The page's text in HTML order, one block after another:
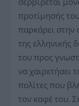
προτίμησής
παρκάρει στην
της ελληνικής
του προς
να χαιρετήσει
πολίτες που
τον καφέ του.